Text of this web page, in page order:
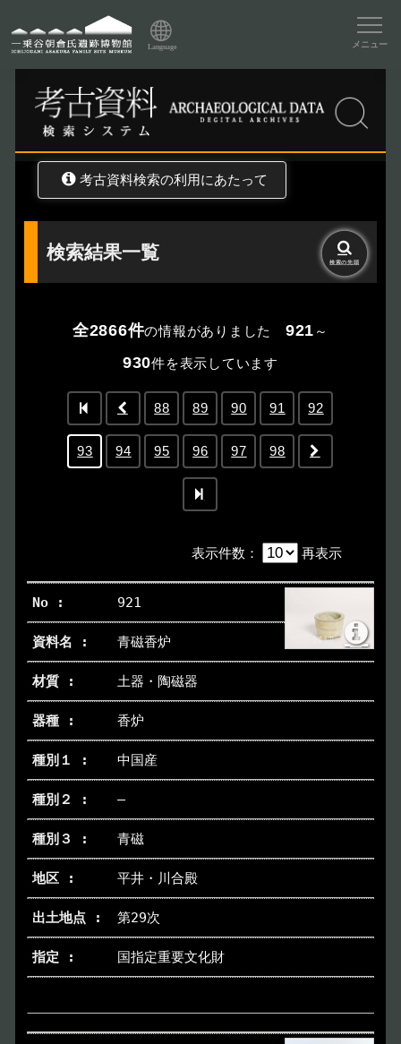
メニュー
Language
資料データベーストップ
考古資料検索
トップページ Index
本日の博物館
博物館のご案内
考古資料検索の利用にあたって
検索の先頭
検索結果一覧
全2866件の情報がありました 921 ～
930件を表示しています
88 89 90 91 92
93 94 95 96 97 98
表示件数 ： 再表示
921
青磁香炉
土器・陶磁器
香炉
中国産
―
青磁
平井・川合殿
第29次
国指定重要文化財